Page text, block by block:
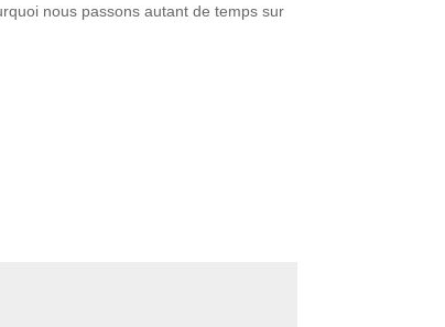
nous passons autant de temps sur